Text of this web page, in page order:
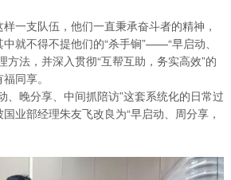
一支队伍，他们一直秉承奋斗者的精神，
就不得不提他们的“杀手锏”——“早启动、
方法，并深入贯彻“互帮互助，务实高效”的
同享。
、晚分享、中间抓陪访”这套系统化的日常过
业部经理朱友飞改良为“早启动、周分享，